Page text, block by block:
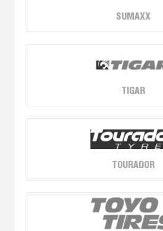
SUMAXX
TIGAR
TOURADOR